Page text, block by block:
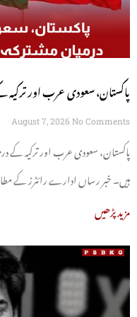
پاکستان، سعودی عرب اور ترکیہ
August 7, 2026 No Comments
پاکستان، سعودی عرب اور ترکیہ کے
ہیں۔ خبر رساں ادارے رائٹرز کے
مزید پڑھیں